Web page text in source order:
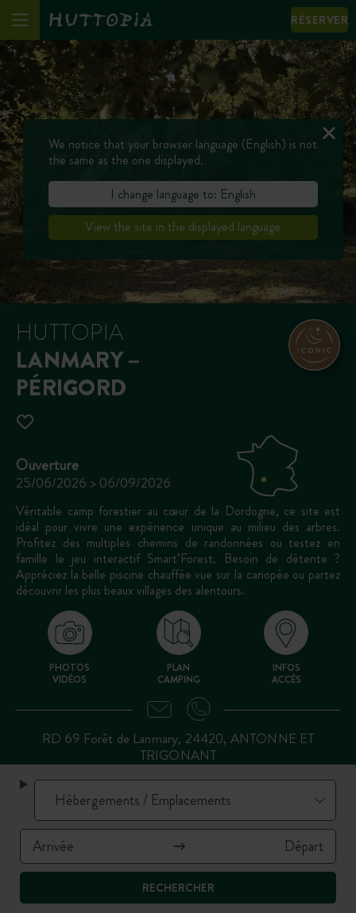
RÉSERVER
RECHERCHER
HUTTOPIA
LANMARY –
PÉRIGORD
Ouverture
25/06/2026 > 06/09/2026
Véritable camp forestier au cœur de la Dordogne, ce site est
idéal pour vivre une expérience unique au milieu des arbres.
Profitez des multiples chemins de randonnées ou testez en
famille le jeu interactif Smart’Forest. Besoin de détente ?
Appréciez la belle piscine chauffée vue sur la canopée ou partez
découvrir les plus beaux villages des alentours.
PHOTOS
VIDÉOS
PLAN
CAMPING
INFOS
ACCÈS
RD 69 Forêt de Lanmary, 24420, ANTONNE ET
TRIGONANT
We notice that your browser language (English) is not
the same as the one displayed.
I change language to: English
View the site in the displayed language